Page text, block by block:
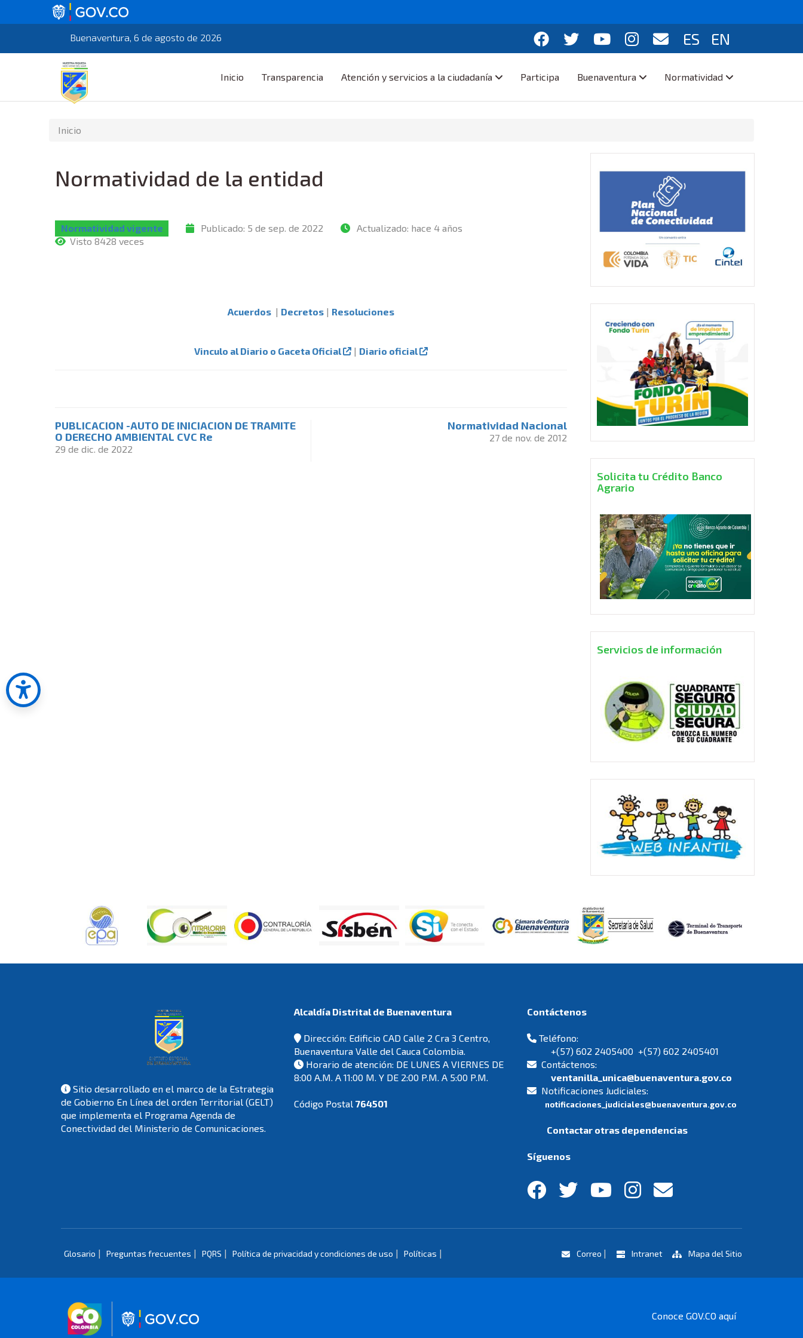
Buenaventura, 6 de agosto de 2026 ES EN
Inicio Transparencia Atención y servicios a la ciudadanía Participa Buenaventura Normatividad
Inicio
Normatividad de la entidad
Normatividad vigente Publicado: 5 de sep. de 2022 Actualizado: hace 4 años
Visto 8428 veces
Acuerdos | Decretos | Resoluciones
Vinculo al Diario o Gaceta Oficial | Diario oficial
PUBLICACION -AUTO DE INICIACION DE TRAMITE
O DERECHO AMBIENTAL CVC Re
29 de dic. de 2022
Normatividad Nacional
27 de nov. de 2012
Solicita tu Crédito Banco
Agrario
Servicios de información
Sitio desarrollado en el marco de la Estrategia
de Gobierno En Línea del orden Territorial (GELT)
que implementa el Programa Agenda de
Conectividad del Ministerio de Comunicaciones.
Alcaldía Distrital de Buenaventura
Dirección: Edificio CAD Calle 2 Cra 3 Centro,
Buenaventura Valle del Cauca Colombia.
Horario de atención: DE LUNES A VIERNES DE
8:00 A.M. A 11:00 M. Y DE 2:00 P.M. A 5:00 P.M.
Código Postal 764501
Contáctenos
Teléfono:
+(57) 602 2405400 +(57) 602 2405401
Contáctenos:
ventanilla_unica@buenaventura.gov.co
Notificaciones Judiciales:
notificaciones_judiciales@buenaventura.gov.co
Contactar otras dependencias
Síguenos
Glosario | Preguntas frecuentes | PQRS | Política de privacidad y condiciones de uso | Políticas | Correo | Intranet Mapa del Sitio
Logo Gobierno de Colombia Conoce GOV.CO aquí